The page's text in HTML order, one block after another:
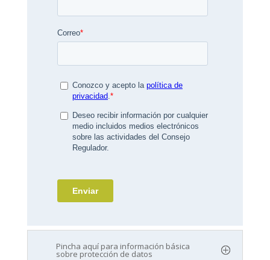
Pincha aquí para información básica
sobre protección de datos